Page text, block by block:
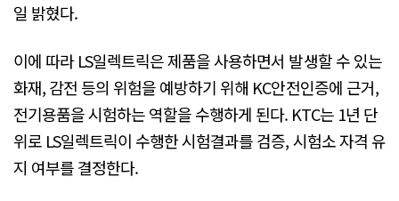
일 밝혔다.
이에 따라 LS일렉트릭은 제품을 사용하면서 발생할 수 있는
화재, 감전 등의 위험을 예방하기 위해 KC안전인증에 근거,
전기용품을 시험하는 역할을 수행하게 된다. KTC는 1년 단
위로 LS일렉트릭이 수행한 시험결과를 검증, 시험소 자격 유
지 여부를 결정한다.